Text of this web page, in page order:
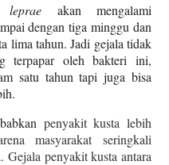
lepraeakan mengalami
dengan tiga minggu dan
lima tahun. Jadi gejala tidak
terpapar oleh bakteri ini,
satu tahun tapi juga bisa
penyakit kusta lebih
masyarakat seringkali
Gejala penyakit kusta antara